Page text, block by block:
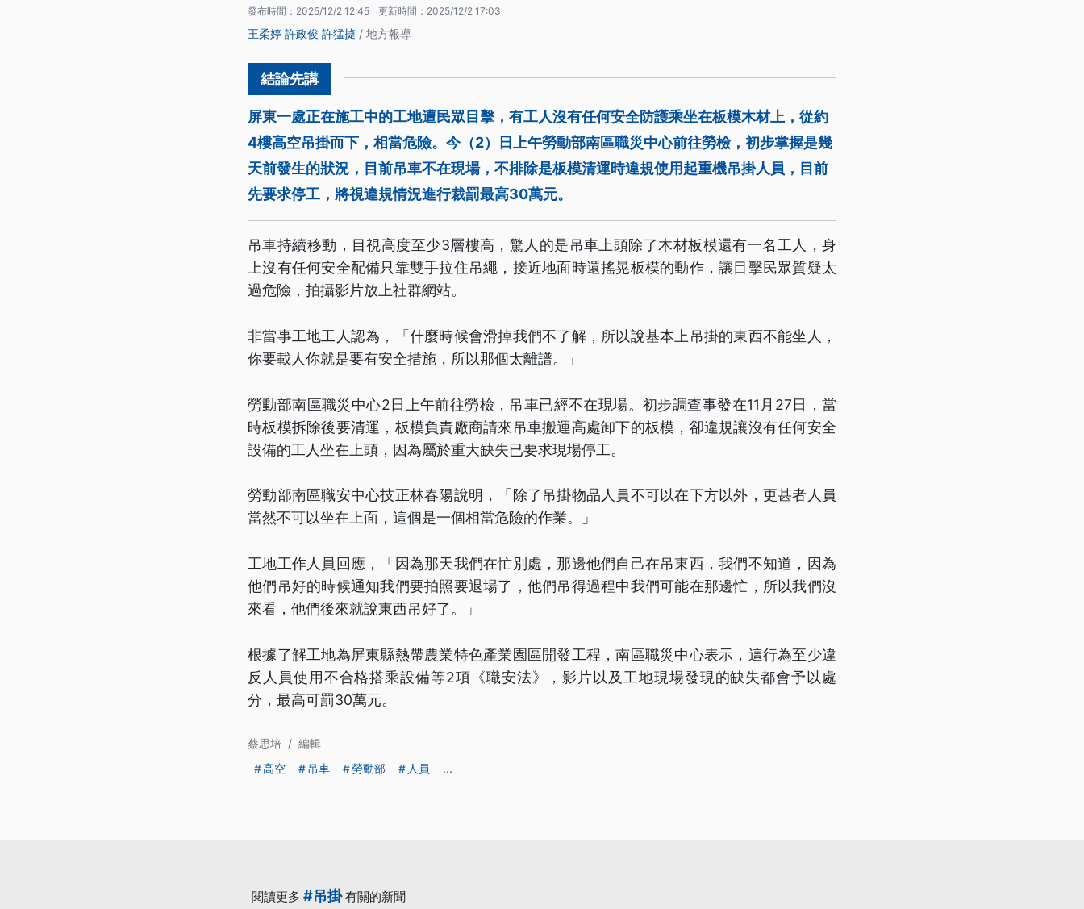
發布時間： 2025/12/2 12:45 更新時間： 2025/12/2 17:03
王柔婷 許政俊 許猛㨗 / 地方報導
屏東一處正在施工中的工地遭民眾目擊，有工人沒有任何安全防護乘坐在板模木材上，從約
4樓高空吊掛而下，相當危險。今（2）日上午勞動部南區職災中心前往勞檢，初步掌握是幾
天前發生的狀況，目前吊車不在現場，不排除是板模清運時違規使用起重機吊掛人員，目前
先要求停工，將視違規情況進行裁罰最高30萬元。
吊車持續移動，目視高度至少3層樓高，驚人的是吊車上頭除了木材板模還有一名工人，身
上沒有任何安全配備只靠雙手拉住吊繩，接近地面時還搖晃板模的動作，讓目擊民眾質疑太
過危險，拍攝影片放上社群網站。
非當事工地工人認為，「什麼時候會滑掉我們不了解，所以說基本上吊掛的東西不能坐人，
你要載人你就是要有安全措施，所以那個太離譜。」
勞動部南區職災中心2日上午前往勞檢，吊車已經不在現場。初步調查事發在11月27日，當
時板模拆除後要清運，板模負責廠商請來吊車搬運高處卸下的板模，卻違規讓沒有任何安全
設備的工人坐在上頭，因為屬於重大缺失已要求現場停工。
勞動部南區職安中心技正林春陽說明，「除了吊掛物品人員不可以在下方以外，更甚者人員
當然不可以坐在上面，這個是一個相當危險的作業。」
工地工作人員回應，「因為那天我們在忙別處，那邊他們自己在吊東西，我們不知道，因為
他們吊好的時候通知我們要拍照要退場了，他們吊得過程中我們可能在那邊忙，所以我們沒
來看，他們後來就說東西吊好了。」
根據了解工地為屏東縣熱帶農業特色產業園區開發工程，南區職災中心表示，這行為至少違
反人員使用不合格搭乘設備等2項《職安法》，影片以及工地現場發現的缺失都會予以處
分，最高可罰30萬元。
蔡思培 / 編輯
高空
吊車 勞動部 人員 ...
閱讀更多 #吊掛有關的新聞